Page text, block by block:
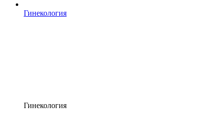
Гинекология
Гинекология